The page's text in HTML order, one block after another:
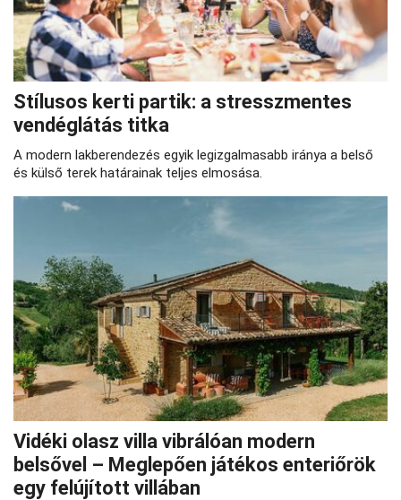
Stílusos kerti partik: a stresszmentes
vendéglátás titka
A modern lakberendezés egyik legizgalmasabb iránya a belső
és külső terek határainak teljes elmosása.
Vidéki olasz villa vibrálóan modern
belsővel – Meglepően játékos enteriőrök
egy felújított villában